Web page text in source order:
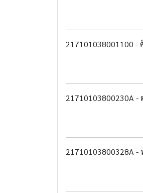
217101038001100 -
21710103800230A -
21710103800328A -